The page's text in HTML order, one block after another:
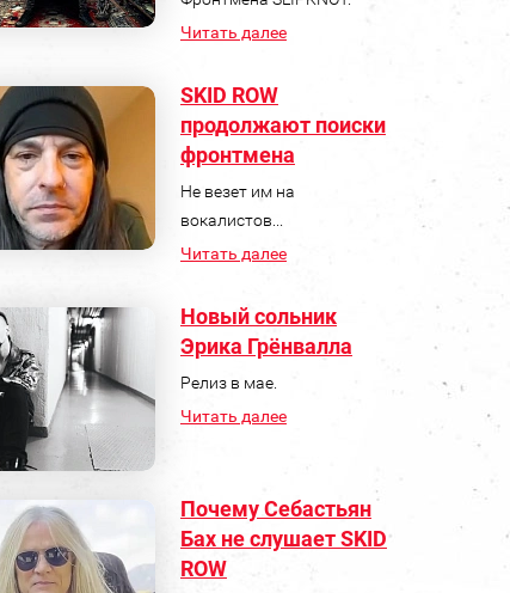
Читать далее
SKID ROW
продолжают поиски
фронтмена
Не везет им на
вокалистов...
Читать далее
Новый сольник
Эрика Грёнвалла
Релиз в мае.
Читать далее
Почему Себастьян
Бах не слушает SKID
ROW